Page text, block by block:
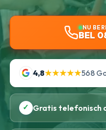
NU
BEL
4,8★★★★★568
✓ Gratis telefonisch